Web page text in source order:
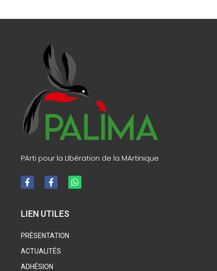
PArti pour la LIbération de la MArtinique
LIEN UTILES
PRÉSENTATION
ACTUALITÉS
ADHÉSION